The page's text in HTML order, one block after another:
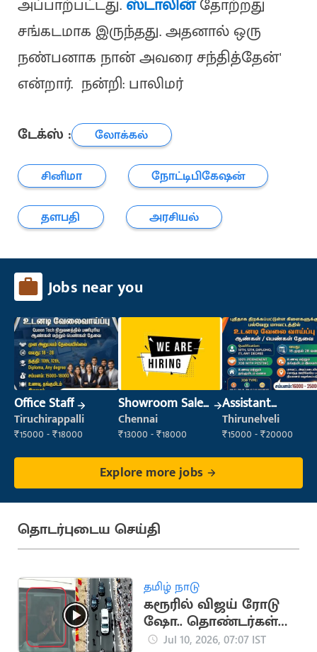
அப்பாற்பட்டது.ஸ்டாலின்தோற்றது
சங்கடமாக இருந்தது. அதனால் ஒரு
நண்பனாக நான் அவரை சந்தித்தேன்'
என்றார். நன்றி: பாலிமர்
டேக்ஸ் :
லோக்கல்
சினிமா
நோட்டிபிகேஷன்
தளபதி
அரசியல்
Jobs near you
Office Staff
Tiruchirappalli
₹15000 - ₹18000
Showroom Sales
Executive (Retail
Sales)
Chennai
₹13000 - ₹18000
Assistant
Manager
Thirunelveli
₹15000 - ₹20000
Explore more jobs
தொடர்புடைய செய்தி
தமிழ் நாடு
கரூரில் விஜய் ரோடு
ஷோ.. தொண்டர்கள்
உற்சாக வரவேற்பு
Jul 10, 2026, 07:07 IST